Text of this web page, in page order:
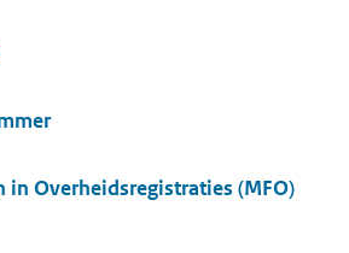
in Overheidsregistraties (MFO)